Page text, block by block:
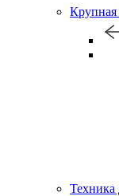
Крупная
Техника